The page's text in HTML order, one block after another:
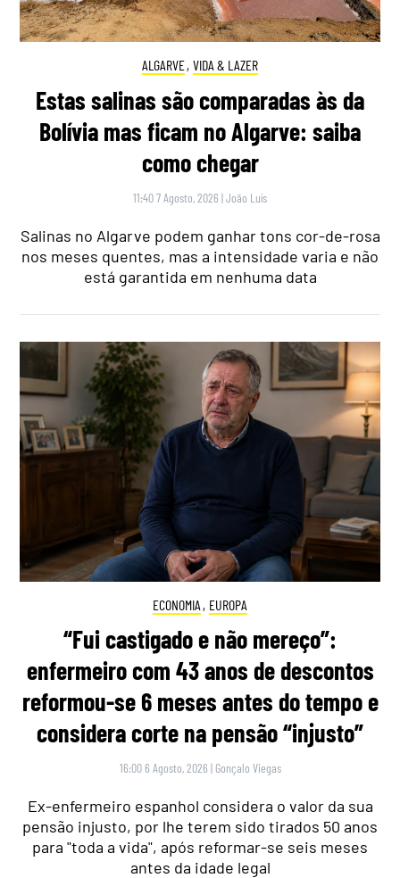
ALGARVE, VIDA & LAZER
Estas salinas são comparadas às da
Bolívia mas ficam no Algarve: saiba
como chegar
11:40 7 Agosto, 2026 |João Luís
Salinas no Algarve podem ganhar tons cor-de-rosa
nos meses quentes, mas a intensidade varia e não
está garantida em nenhuma data
ECONOMIA , EUROPA
“Fui castigado e não mereço”:
enfermeiro com 43 anos de descontos
reformou-se 6 meses antes do tempo e
considera corte na pensão “injusto”
16:00 6 Agosto, 2026 | Gonçalo Viegas
Ex-enfermeiro espanhol considera o valor da sua
pensão injusto, por lhe terem sido tirados 50 anos
para "toda a vida", após reformar-se seis meses
antes da idade legal